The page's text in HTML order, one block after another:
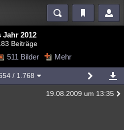
Blogs Videos
Mystery Kriminalfälle
Jahr 2012
Beiträge
511 Bilder Mehr
/ 1.768
19.08.2009 um 13:35